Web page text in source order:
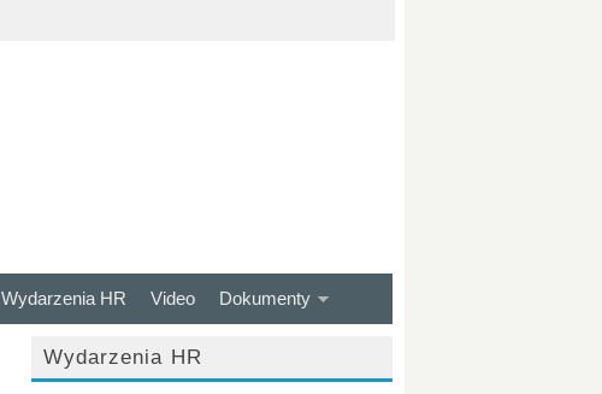
Wydarzenia HR Video Dokumenty
Wydarzenia HR